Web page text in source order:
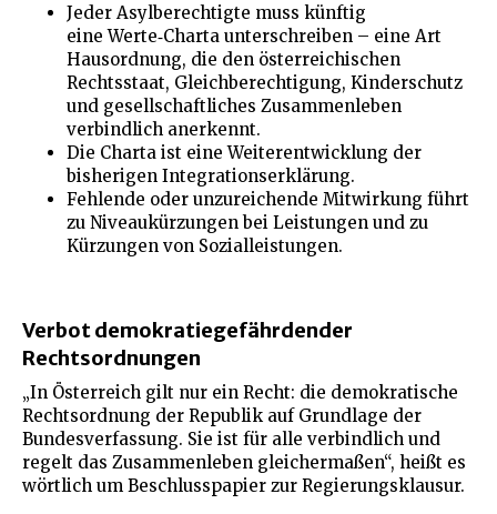
Jeder Asylberechtigte muss künftig
eine Werte‑Charta unterschreiben – eine Art
Hausordnung, die den österreichischen
Rechtsstaat, Gleichberechtigung, Kinderschutz
und gesellschaftliches Zusammenleben
verbindlich anerkennt.
Die Charta ist eine Weiterentwicklung der
bisherigen Integrationserklärung.
Fehlende oder unzureichende Mitwirkung führt
zu Niveaukürzungen bei Leistungen und zu
Kürzungen von Sozialleistungen.
Verbot demokratiegefährdender
Rechtsordnungen
„In Österreich gilt nur ein Recht: die demokratische
Rechtsordnung der Republik auf Grundlage der
Bundesverfassung. Sie ist für alle verbindlich und
regelt das Zusammenleben gleichermaßen“, heißt es
wörtlich um Beschlusspapier zur Regierungsklausur.